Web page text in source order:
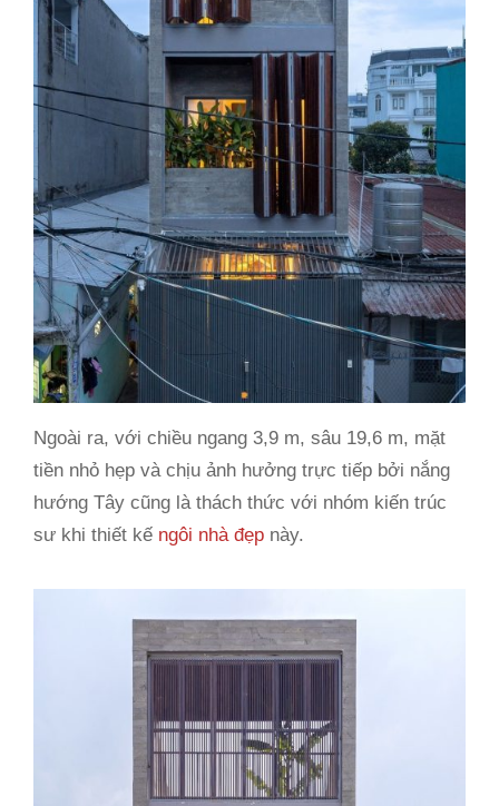
Ngoài ra, với chiều ngang 3,9 m, sâu 19,6 m, mặt
tiền nhỏ hẹp và chịu ảnh hưởng trực tiếp bởi nắng
hướng Tây cũng là thách thức với nhóm kiến trúc
sư khi thiết kế ngôi nhà đẹp này.